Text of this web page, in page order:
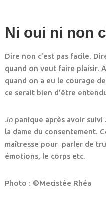
Ni oui ni non
Dire non c’est pas facile.
quand on veut faire plaisir.
quand on a eu le courage
ce serait bien d’être
Jo panique après avoir suivi
la dame du consentement.
maîtresse pour parler de
émotions, le corps etc.
Photo : ©Mecistée Rhéa